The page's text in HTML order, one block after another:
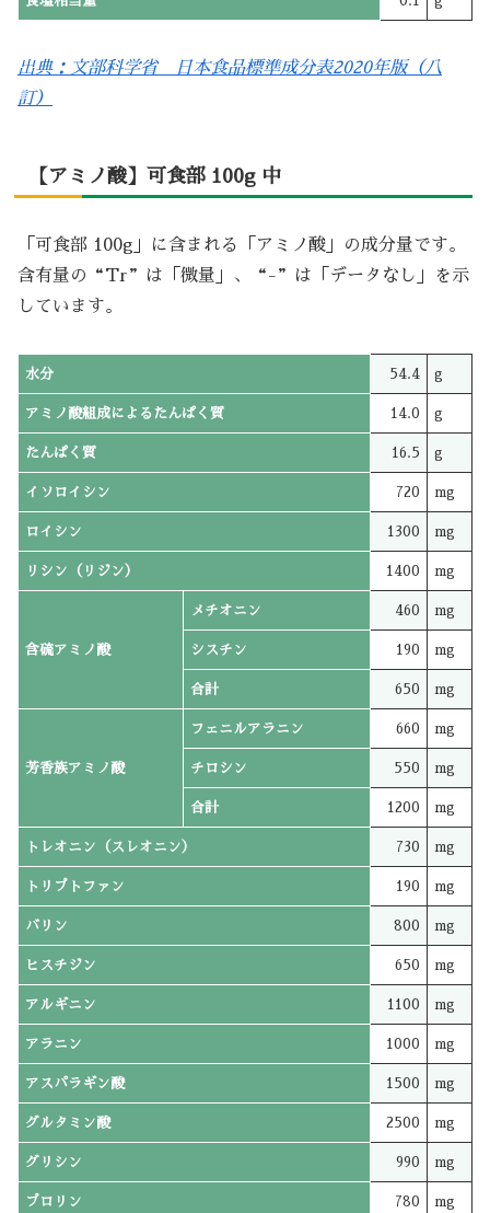
出典：文部科学省 日本食品標準成分表2020年版（八
訂）
【アミノ酸】可食部 100g 中
「可食部 100g」に含まれる「アミノ酸」の成分量です。
含有量の“Tr”は「微量」、“-”は「データなし」を示
しています。
水分 54.4 g
アミノ酸組成によるたんぱく質 14.0 g
たんぱく質 16.5 g
イソロイシン 720 mg
ロイシン 1300 mg
リシン（リジン） 1400 mg
含硫アミノ酸
メチオニン 460 mg
シスチン 190 mg
合計 650 mg
芳香族アミノ酸
フェニルアラニン 660 mg
チロシン 550 mg
合計 1200 mg
トレオニン（スレオニン） 730 mg
トリプトファン 190 mg
バリン 800 mg
ヒスチジン 650 mg
アルギニン 1100 mg
アラニン 1000 mg
アスパラギン酸 1500 mg
グルタミン酸 2500 mg
グリシン 990 mg
プロリン 780 mg